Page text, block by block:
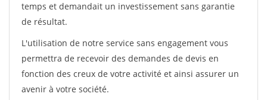
temps et demandait un investissement sans garantie
de résultat.
L'utilisation de notre service sans engagement vous
permettra de recevoir des demandes de devis en
fonction des creux de votre activité et ainsi assurer un
avenir à votre société.